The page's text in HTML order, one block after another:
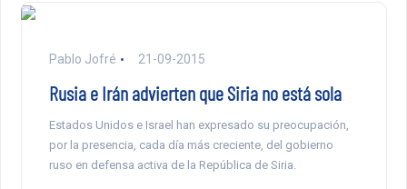
Pablo Jofré 21-09-2015
Rusia e Irán advierten que Siria no está sola
Estados Unidos e Israel han expresado su preocupación,
por la presencia, cada día más creciente, del gobierno
ruso en defensa activa de la República de Siria.